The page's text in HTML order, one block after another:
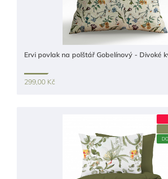
Ervi povlak na polštář Gobelínový - Divoké
299,00 Kč